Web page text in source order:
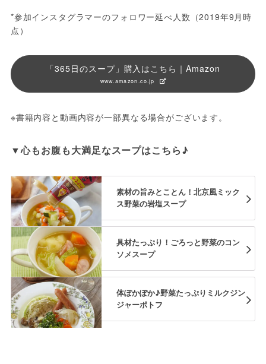
*参加インスタグラマーのフォロワー延べ人数（2019年9月時
点）
「365日のスープ」購入はこちら｜Amazon
www.amazon.co.jp
※書籍内容と動画内容が一部異なる場合がございます。
▼心もお腹も大満足なスープはこちら♪
素材の旨みとことん！北京風ミック
ス野菜の岩塩スープ
具材たっぷり！ごろっと野菜のコン
ソメスープ
体ぽかぽか♪野菜たっぷりミルクジン
ジャーポトフ